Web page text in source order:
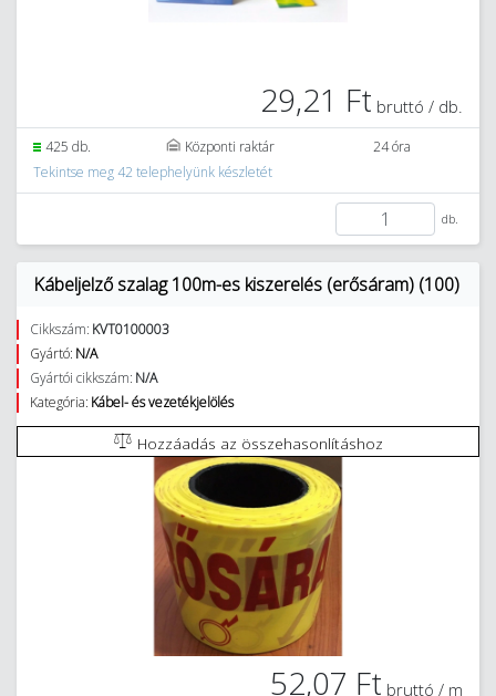
29,21 Ft bruttó / db.
425 db. Központi raktár
24 óra
Tekintse meg 42 telephelyünk készletét
db.
Kábeljelző szalag 100m-es kiszerelés (erősáram) (100)
Cikkszám: KVT0100003
Gyártó: N/A
Gyártói cikkszám: N/A
Kategória: Kábel- és vezetékjelölés
Hozzáadás az összehasonlításhoz
52,07 Ft bruttó / m